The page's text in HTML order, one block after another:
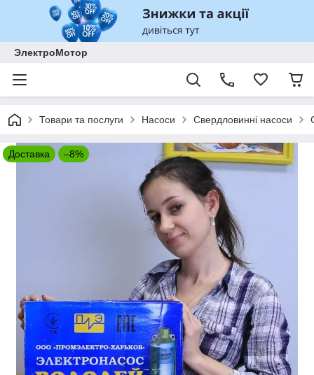
ЭлектроМотор
Товари та послуги Насоси Свердловинні насоси
Доставка –8%